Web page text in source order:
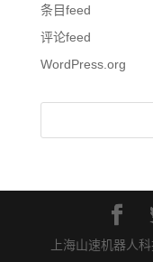
条目feed
评论feed
WordPress.org
上海山速机器人